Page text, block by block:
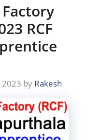
RCF
2023 by Rakesh